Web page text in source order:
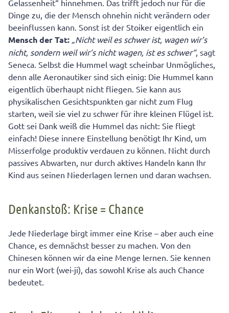
Gelassenheit“ hinnehmen. Das trifft jedoch nur für die
Dinge zu, die der Mensch ohnehin nicht verändern oder
beeinflussen kann. Sonst ist der Stoiker eigentlich ein
Mensch der Tat: „Nicht weil es schwer ist, wagen wir’s
nicht, sondern weil wir’s nicht wagen, ist es schwer“, sagt
Seneca. Selbst die Hummel wagt scheinbar Unmögliches,
denn alle Aeronautiker sind sich einig: Die Hummel kann
eigentlich überhaupt nicht fliegen. Sie kann aus
physikalischen Gesichtspunkten gar nicht zum Flug
starten, weil sie viel zu schwer für ihre kleinen Flügel ist.
Gott sei Dank weiß die Hummel das nicht: Sie fliegt
einfach! Diese innere Einstellung benötigt Ihr Kind, um
Misserfolge produktiv verdauen zu können. Nicht durch
passives Abwarten, nur durch aktives Handeln kann Ihr
Kind aus seinen Niederlagen lernen und daran wachsen.
Denkanstoß: Krise = Chance
Jede Niederlage birgt immer eine Krise – aber auch eine
Chance, es demnächst besser zu machen. Von den
Chinesen können wir da eine Menge lernen. Sie kennen
nur ein Wort (wei-ji), das sowohl Krise als auch Chance
bedeutet.